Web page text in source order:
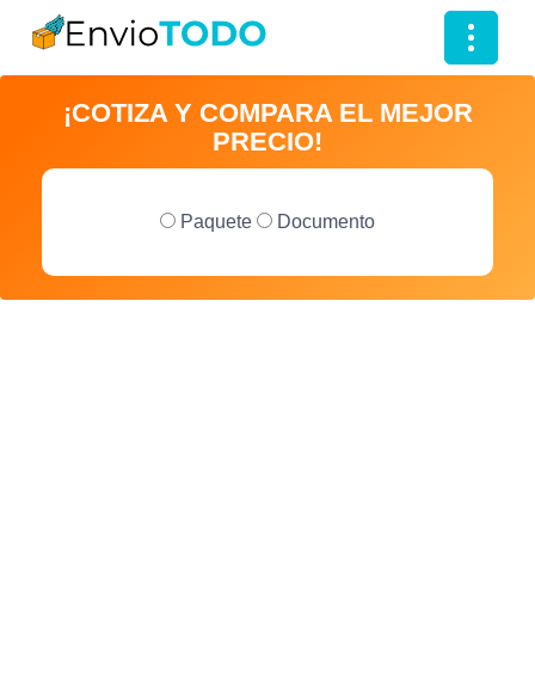
T
o
g
¡COTIZA Y COMPARA EL MEJOR
PRECIO!
Paquete Documento